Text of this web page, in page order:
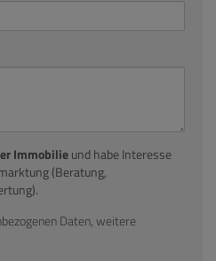
Immobilieund habe Interesse
(Beratung,
Daten, weitere